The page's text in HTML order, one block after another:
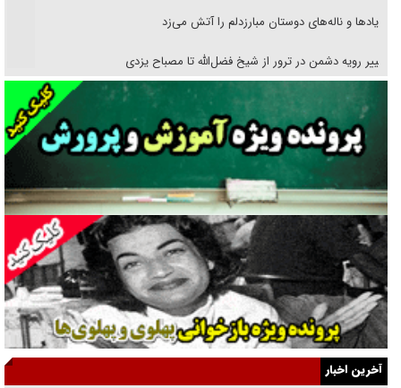
فریاد‌ها و ناله‌های دوستان مبارزدلم را آتش می‌زد
تغییر رویه دشمن در ترور از شیخ فضل‌الله تا مصباح یزدی
خرید قسطی اولش خنده و آخرش گریه است!
فوتبال و آن «بالا»!
راهبرد غافلگیری با نسل جدید پهپاد‌ها
جنجال پزشکان تقلبی در صنعت زیبایی
یهودی‌ها در ادبیات داستانی اروپا؛ از شکسپیر تا دیکنز
گفت‌وگو با خواهر یکی از شهدای جنگ رمضان/ خواهرم فرمانده جهادی و
اهل خدمت بی‌منت بود
جزئیات شکنجه‌هایم فراتر از آن است که در بیان بگنجد!
آخرین اخبار